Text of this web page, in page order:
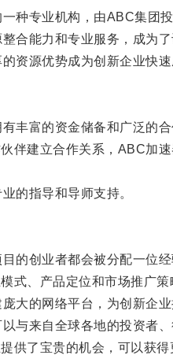
专业机构，由ABC集团投
能力和专业服务，成为了
源优势成为创新企业快速
富的资金储备和广泛的合
建立合作关系，ABC加速
指导和导师支持。
创业者都会被分配一位经
、产品定位和市场推广策
的网络平台，为创新企业
来自全球各地的投资者、
了宝贵的机会，可以获得